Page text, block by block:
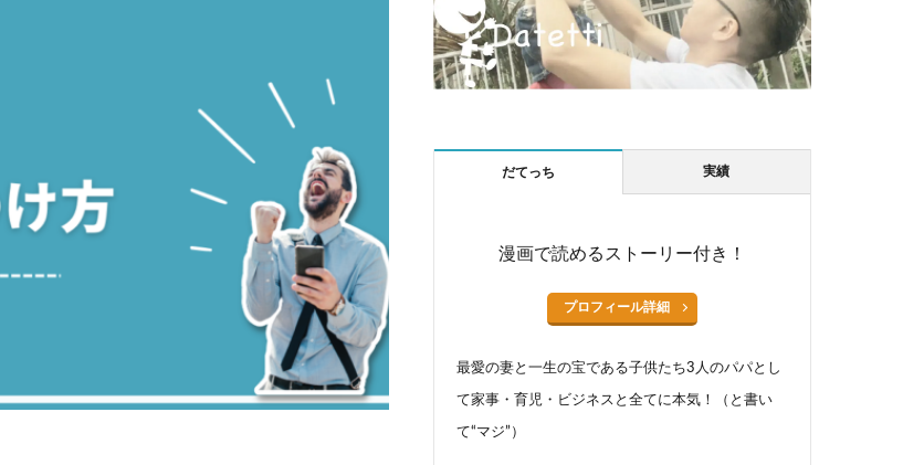
だてっち 実績
漫画で読めるストーリー付き！
プロフィール詳細
最愛の妻と一生の宝である子供たち3人のパパとし
て家事・育児・ビジネスと全てに本気！（と書い
て“マジ”）